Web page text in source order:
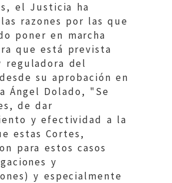
el Justicia ha
razones por las que
poner en marcha
que está prevista
reguladora del
su aprobación en
Ángel Dolado, "Se
de dar
y efectividad a la
estas Cortes,
para estos casos
y
y especialmente